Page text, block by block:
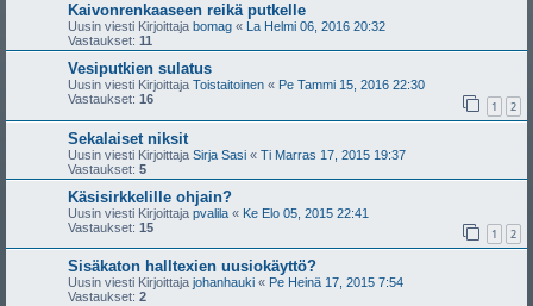
Kaivonrenkaaseen reikä putkelle
Uusin viesti Kirjoittaja bomag « La Helmi 06, 2016 20:32
Vastaukset: 11
Vesiputkien sulatus
Uusin viesti Kirjoittaja Toistaitoinen « Pe Tammi 15, 2016 22:30
Vastaukset: 16 1 2
Sekalaiset niksit
Uusin viesti Kirjoittaja Sirja Sasi « Ti Marras 17, 2015 19:37
Vastaukset: 5
Käsisirkkelille ohjain?
Uusin viesti Kirjoittaja pvalila « Ke Elo 05, 2015 22:41
Vastaukset: 15 1 2
Sisäkaton halltexien uusiokäyttö?
Uusin viesti Kirjoittaja johanhauki « Pe Heinä 17, 2015 7:54
Vastaukset: 2